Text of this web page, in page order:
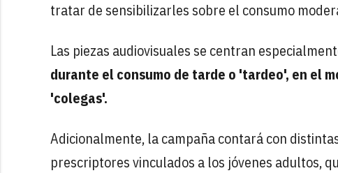
tratar de sensibilizarles sobre el consumo
Las piezas audiovisuales se centran
durante el consumo de tarde o 'tardeo', en el
'colegas'.
Adicionalmente, la campaña contará con
prescriptores vinculados a los jóvenes adultos,